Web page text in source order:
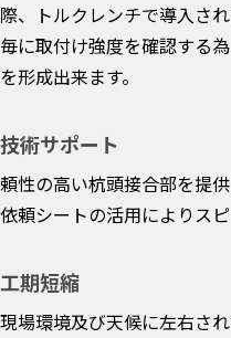
際、トルクレンチで導入さ
毎に取付け強度を確認する
を形成出来ます。
技術サポート
頼性の高い杭頭接合部を提
依頼シートの活用によりス
工期短縮
現場環境及び天候に左右さ